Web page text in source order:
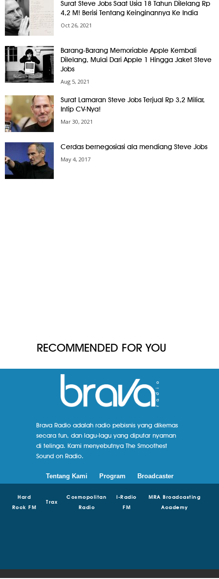
Surat Steve Jobs Saat Usia 18 Tahun Dilelang Rp
4,2 M! Berisi Tentang Keinginannya Ke India
Oct 26, 2021
Barang-Barang Memoriable Apple Kembali
Dilelang, Mulai Dari Apple 1 Hingga Jaket Steve
Jobs
Aug 5, 2021
Surat Lamaran Steve Jobs Terjual Rp 3,2 Miliar,
Intip CV-Nya!
Mar 30, 2021
Cerdas bernegosiasi ala mendiang Steve Jobs
May 4, 2017
RECOMMENDED FOR YOU
Brava Radio adalah radio pebisnis yang dikemas
secara fun, dan lagu-lagu yang diputar nyaman
di telinga. Kami menyebutnya The Smoothest
Sound on Radio.
Tentang Kami Program Broadcaster
Hard
Rock FM
Trax
Cosmopolitan
Radio
I-Radio
FM
MRA Broadcasting
Academy